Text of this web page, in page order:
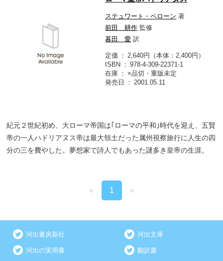
ステュワート・ペローン 著
前田 耕作 監修
暮田 愛 訳
定価
2,640円（本体：2,400円）
ISBN
978-4-309-22371-1
在庫
×品切・重版未定
発売日
2001.05.11
紀元２世紀初め、大ローマ帝国は｢ローマの平和｣時代を迎え、五賢
帝の一人ハドリアヌス帝は最大領土だった属州視察旅行に人生の四
分の三を費やした。夢想家で詩人でもあった謎多き皇帝の生涯。
« 1 »
河出書房新社 河出文庫
河出の実用書 翻訳書